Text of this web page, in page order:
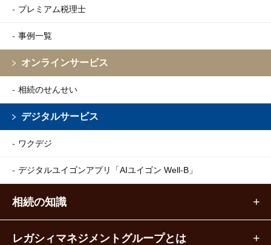
プレミアム税理士
事例一覧
オンラインサービス
相続のせんせい
デジタルサービス
ワクデジ
デジタルユイゴンアプリ 「AIユイゴン Well-B」
相続の知識
レガシィマネジメントグループとは